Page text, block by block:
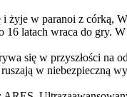
w paranoi z córką,
latach wraca do gry.
się w przyszłości na
w niebezpieczną